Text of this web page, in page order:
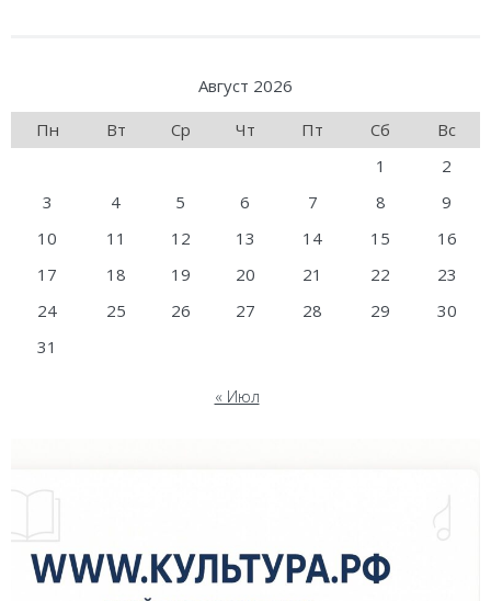
Август 2026
Пн
Вт Ср Чт Пт Сб
Вс
1
2
3
4 5 6 7 8
9
10
11 12 13 14 15
16
17
18 19 20 21 22
23
24
25 26 27 28 29
30
31
« Июл